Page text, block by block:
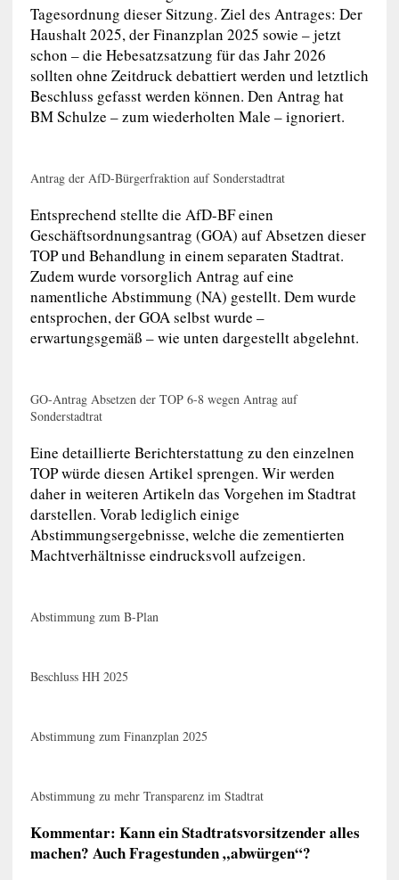
Tagesordnung dieser Sitzung. Ziel des Antrages: Der
Haushalt 2025, der Finanzplan 2025 sowie – jetzt
schon – die Hebesatzsatzung für das Jahr 2026
sollten ohne Zeitdruck debattiert werden und letztlich
Beschluss gefasst werden können. Den Antrag hat
BM Schulze – zum wiederholten Male – ignoriert.
Antrag der AfD-Bürgerfraktion auf Sonderstadtrat
Entsprechend stellte die AfD-BF einen
Geschäftsordnungsantrag (GOA) auf Absetzen dieser
TOP und Behandlung in einem separaten Stadtrat.
Zudem wurde vorsorglich Antrag auf eine
namentliche Abstimmung (NA) gestellt. Dem wurde
entsprochen, der GOA selbst wurde –
erwartungsgemäß – wie unten dargestellt abgelehnt.
GO-Antrag Absetzen der TOP 6-8 wegen Antrag auf
Sonderstadtrat
Eine detaillierte Berichterstattung zu den einzelnen
TOP würde diesen Artikel sprengen. Wir werden
daher in weiteren Artikeln das Vorgehen im Stadtrat
darstellen. Vorab lediglich einige
Abstimmungsergebnisse, welche die zementierten
Machtverhältnisse eindrucksvoll aufzeigen.
Abstimmung zum B-Plan
Beschluss HH 2025
Abstimmung zum Finanzplan 2025
Abstimmung zu mehr Transparenz im Stadtrat
Kommentar: Kann ein Stadtratsvorsitzender alles
machen? Auch Fragestunden „abwürgen“?